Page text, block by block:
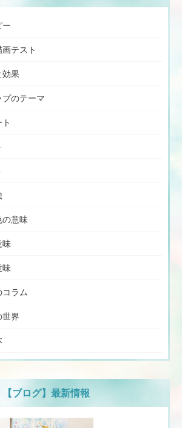
ー
テスト
効果
プのテーマ
の意味
味
味
ラム
世界
【ブログ】最新情報